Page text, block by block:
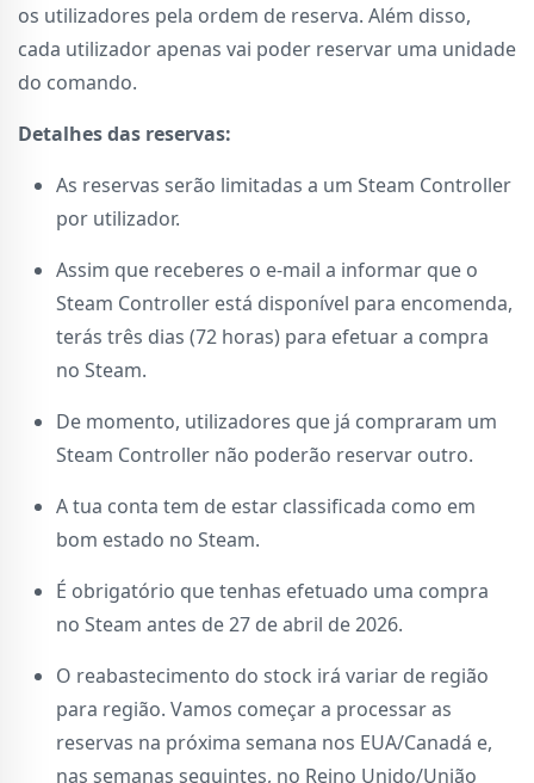
os utilizadores pela ordem de reserva. Além disso,
cada utilizador apenas vai poder reservar uma unidade
do comando.
Detalhes das reservas:
As reservas serão limitadas a um Steam Controller
por utilizador.
Assim que receberes o e⁠-⁠mail a informar que o
Steam Controller está disponível para encomenda,
terás três dias (72 horas) para efetuar a compra
no Steam.
De momento, utilizadores que já compraram um
Steam Controller não poderão reservar outro.
A tua conta tem de estar classificada como em
bom estado no Steam.
É obrigatório que tenhas efetuado uma compra
no Steam antes de 27 de abril de 2026.
O reabastecimento do stock irá variar de região
para região. Vamos começar a processar as
reservas na próxima semana nos EUA/Canadá e,
nas semanas seguintes, no Reino Unido/União